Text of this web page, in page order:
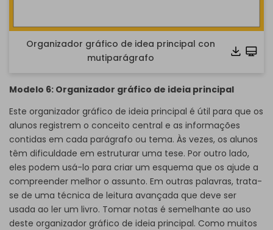
Organizador gráfico de idea principal con
mutiparágrafo
Modelo 6: Organizador gráfico de ideia principal
Este organizador gráfico de ideia principal é útil para que os
alunos registrem o conceito central e as informações
contidas em cada parágrafo ou tema. Às vezes, os alunos
têm dificuldade em estruturar uma tese. Por outro lado,
eles podem usá-lo para criar um esquema que os ajude a
compreender melhor o assunto. Em outras palavras, trata-
se de uma técnica de leitura avançada que deve ser
usada ao ler um livro. Tomar notas é semelhante ao uso
deste organizador gráfico de ideia principal. Como muitos